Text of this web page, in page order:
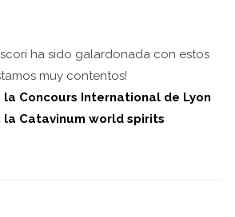
ha sido galardonada con estos
muy contentos!
Concours International de Lyon
la Catavinum world spirits